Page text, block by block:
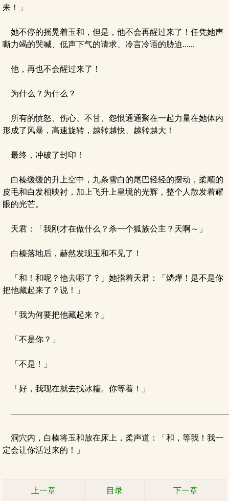
来！」
她不停的摇晃着玉和，但是，他不会再醒过来了！任凭她声
嘶力竭的哭喊、低声下气的请求、冷言冷语的胁迫......
他，再也不会醒过来了！
为什么？为什么？
所有的愤怒、伤心、不甘、怨恨通通聚在一起力量在她体内
形成了风暴，高速旋转，越转越快、越转越大！
最终，冲破了封印！
白榛缓缓的升上空中，九条雪白的尾巴轻轻的摆动，柔顺的
皮毛和白发相映衬，加上飞升上皇境的光辉，整个人散发着耀
眼的光芒。
天君：「我刚才在做什么？杀一个狐族公主？天啊～」
白榛落地后，赫然发现玉和不见了！
「和！和呢？他去哪了？」她指着天君：「燐燁！是不是你
把他藏起来了？说！」
「我为何要把他藏起来？」
「不是你？」
「不是！」
「好，我现在就去找冰糯。你等着！」
洞穴内，白榛将玉和放在床上，柔声道：「和，等我！我一
定会让你活过来的！」
上一章 目录 下一章